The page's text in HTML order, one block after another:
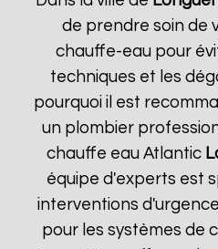
de prendre soin de
chauffe-eau pour
techniques et les
pourquoi il est
un plombier
chauffe eau Atlantic
équipe d'experts est
interventions
pour les systèmes de